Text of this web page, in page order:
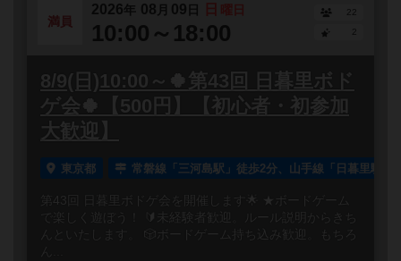
満員
2026年 08 月 09 日 日 曜日
10:00～18:00
22
2
8/9(日)10:00～🍀第43回 日暮里ボド
ゲ会🍀【500円】【初心者・初参加
大歓迎】
東京都 常磐線「三河島駅」徒歩2分、山手線「日暮里駅」
第43回 日暮里ボドゲ会を開催します🌟 ★ボードゲーム
で楽しく遊ぼう！ 🔰未経験者歓迎。ルール説明からきち
んといたします。 🎲ボードゲーム持ち込み歓迎。もちろ